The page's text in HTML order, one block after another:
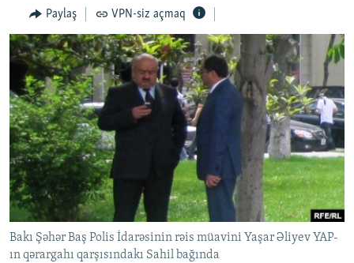
QANUNI DOĞRU
ARAŞDIRMA
MULTIMEDIA
VIDEO
FOTOQALEREYA
İNFOQRAFIKA
KARIKATURA
RADIO ARXIV
OXU ZALI
AZƏRBAYCAN ƏDƏBIYYATI KITABXANASI
İSLAM VƏ DEMOKRATIYA
İZ - MƏDƏNIYYƏT PROQRAMI
HAQQIMIZDA
MISSIYAMIZ
PEŞƏ ETIKASI VƏ JURNALISTIKA STANDARTLARIMIZ
MATERIALLARIMIZDAN ISTIFADƏ
AZADLIQRADIOSU MOBIL TELEFONUNUZDA
BIZI IZLƏ
RFE/RL-in bütün saytları
Paylaş VPN-siz açmaq
Bakı Şəhər Baş Polis İdarəsinin rəis müavini Yaşar Əliyev YAP-
ın qərargahı qarşısındakı Sahil bağında